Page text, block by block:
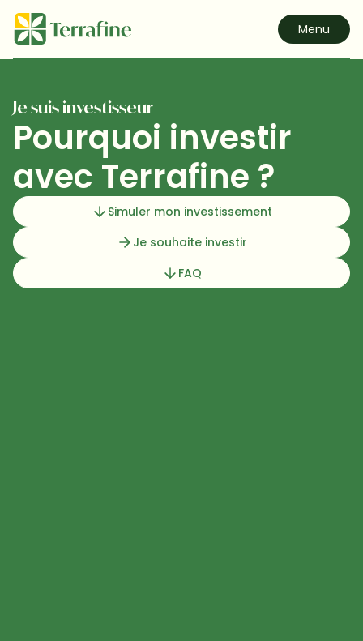
Menu
Je suis investisseur
Pourquoi investir
avec Terrafine ?
Simuler mon investissement
Je souhaite investir
FAQ